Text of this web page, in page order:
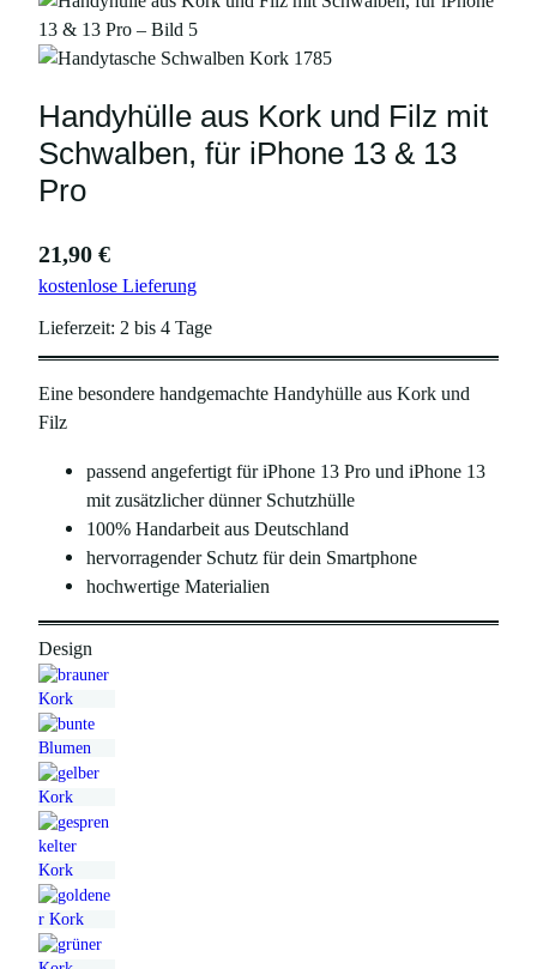
Handyhülle aus Kork und Filz mit
Schwalben, für iPhone 13 & 13
Pro
21,90 €
kostenlose Lieferung
Lieferzeit: 2 bis 4 Tage
Eine besondere handgemachte Handyhülle aus Kork und
Filz
passend angefertigt für iPhone 13 Pro und iPhone 13
mit zusätzlicher dünner Schutzhülle
100% Handarbeit aus Deutschland
hervorragender Schutz für dein Smartphone
hochwertige Materialien
Design